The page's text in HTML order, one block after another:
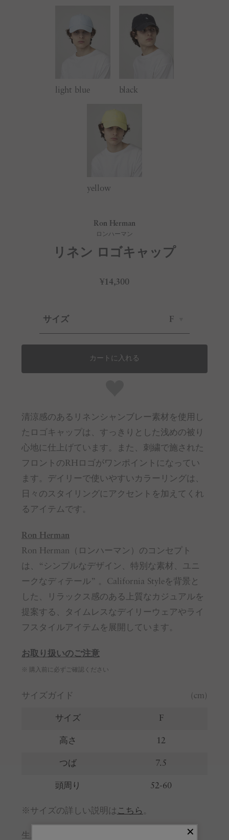
light blue black
yellow
Ron Herman
ロンハーマン
リネン ロゴキャップ
¥14,300
サイズ F
カートに入れる
清涼感のあるリネンシャンブレー素材を使用し
たロゴキャップは、すっきりとした浅めの被り
心地に仕上げています。また、刺繍で施された
フロントのRHロゴがワンポイントになってい
ます。デイリーで使いやすいカラーリングは、
日々のスタイリングにアクセントを加えてくれ
るアイテムです。
Ron Herman
Ron Herman（ロンハーマン）のコンセプト
は、“シンプルなデザイン、特別な素材、ユニ
ークなディテール” 。California Styleを背景と
した、リラックス感のある上質なカジュアルを
提案する、タイムレスなデイリーウェアやライ
フスタイルアイテムを展開しています。
お取り扱いのご注意
※ 購入前に必ずご確認ください
サイズガイド (cm)
サイズ F
高さ 12
つば 7.5
頭周り 52-60
※サイズの詳しい説明は こちら 。
生産国